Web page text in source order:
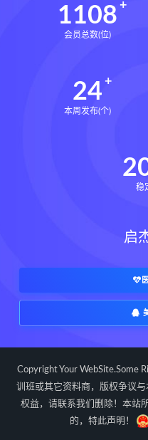
1108
会员总数(位)
24
本周发布(个)
稳
启
Copyright Your WebSite.Some
训班或其它资料商，版权争议
权益，请联系我们删除！本站
的，特此声明！